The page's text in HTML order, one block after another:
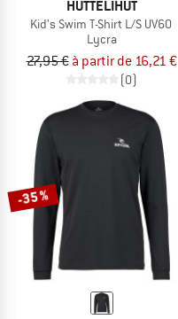
HUTTELIHUT
Kid's Swim T-Shirt L/S UV60
Lycra
27,95 € à partir de 16,21 €
(0)
-35 %